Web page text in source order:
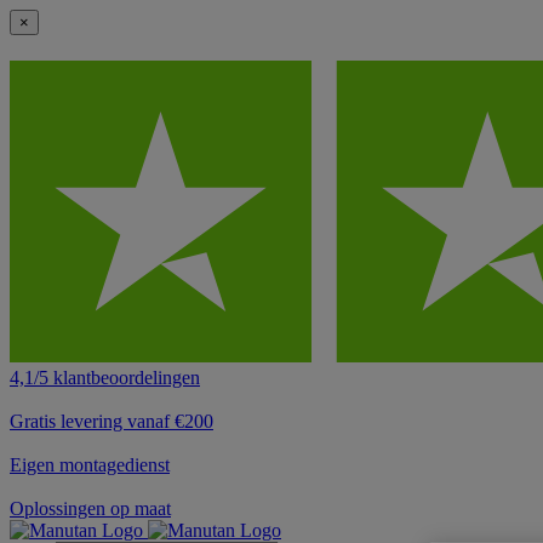
×
4,1/5 klantbeoordelingen
Gratis levering vanaf €200
Eigen montagedienst
Oplossingen op maat